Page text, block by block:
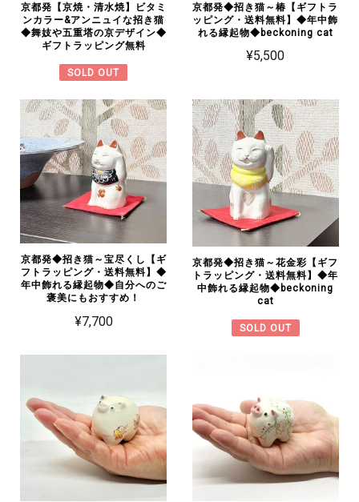
京都発【京焼・清水焼】ビタミ
ンカラー&アンニュイな招き猫
◆舞妓や五重塔の京デザイン◆
ギフトラッピング無料
SOLD OUT
京都発◆招き猫～椿【ギフトラ
ッピング・送料無料】◆年中飾
れる縁起物◆beckoning cat
¥5,500
京都発◆招き猫～宝尽くし【ギ
フトラッピング・送料無料】◆
年中飾れる縁起物◆自分へのご
褒美にもおすすめ！
¥7,700
京都発◆招き猫～花金彩【ギフ
トラッピング・送料無料】◆年
中飾れる縁起物◆beckoning
cat
SOLD OUT